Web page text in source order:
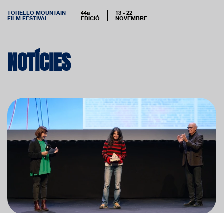
TORELLO MOUNTAIN
FILM FESTIVAL
44a
EDICIÓ
13 - 22
NOVEMBRE
NOTÍCIES